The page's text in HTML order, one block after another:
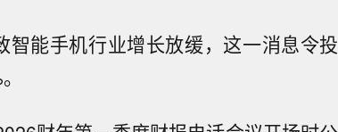
能手机行业增长放缓，这一消息令投